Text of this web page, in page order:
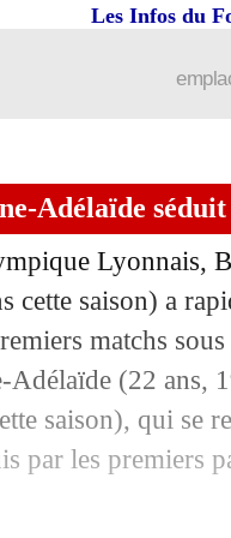
Les Infos du
Adélaïde
Lyonnais,
cette saison) a
matchs
Adélaïde (22 ans,
saison), qui se
par les premiers
aurait revu ses
toujours garder
Al-Khelaïfi et
l'idée d'un
maillots du
Moting ont